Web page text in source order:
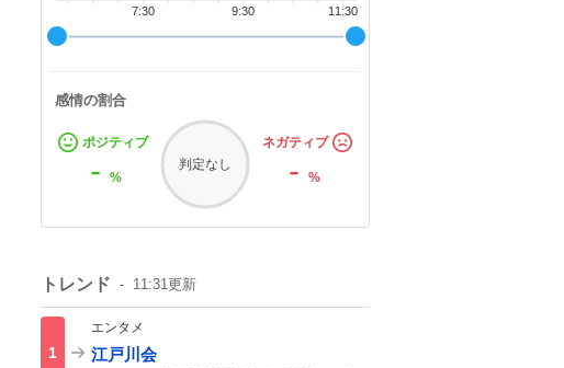
11:30
9:30
7:30
感情の割合
ポジティブ
- %
判定なし
ネガティブ
-%
トレンド 11:31更新
1
エンタメ
江戸川会